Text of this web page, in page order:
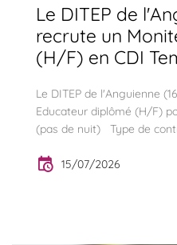
Le DITEP de
recrute un
(H/F) en CDI
Le DITEP de l'Anguienne
Educateur diplômé (H/F)
(pas de nuit) Type de
15/07/2026